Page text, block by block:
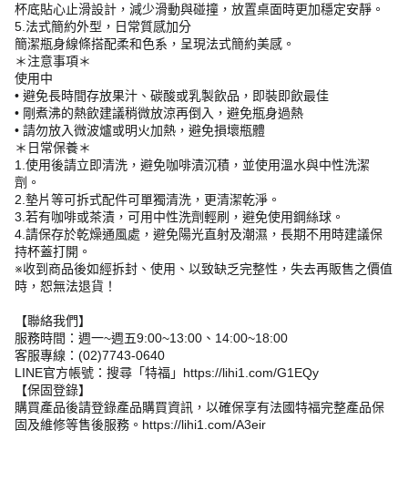
杯底貼心止滑設計，減少滑動與碰撞，放置桌面時更加穩定安靜。
5.法式簡約外型，日常質感加分
簡潔瓶身線條搭配柔和色系，呈現法式簡約美感。
＊注意事項＊
使用中
• 避免長時間存放果汁、碳酸或乳製飲品，即裝即飲最佳
• 剛煮沸的熱飲建議稍微放涼再倒入，避免瓶身過熱
• 請勿放入微波爐或明火加熱，避免損壞瓶體
＊日常保養＊
1.使用後請立即清洗，避免咖啡漬沉積，並使用溫水與中性洗潔
劑。
2.墊片等可拆式配件可單獨清洗，更清潔乾淨。
3.若有咖啡或茶漬，可用中性洗劑輕刷，避免使用鋼絲球。
4.請保存於乾燥通風處，避免陽光直射及潮濕，長期不用時建議保
持杯蓋打開。
※收到商品後如經拆封、使用、以致缺乏完整性，失去再販售之價值
時，恕無法退貨！
【聯絡我們】
服務時間：週一~週五9:00~13:00、14:00~18:00
客服專線：(02)7743-0640
LINE官方帳號：搜尋「特福」https://lihi1.com/G1EQy
【保固登錄】
購買產品後請登錄產品購買資訊，以確保享有法國特福完整產品保
固及維修等售後服務。https://lihi1.com/A3eir